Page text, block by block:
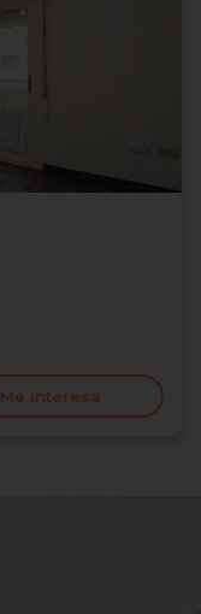
Me interesa